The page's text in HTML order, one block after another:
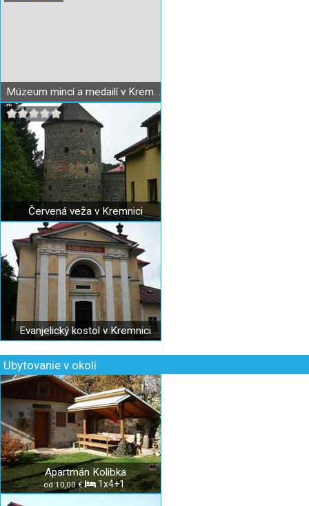
Múzeum mincí a medailí v Kremnici - expozícia Líce a rub peňazí
Červená veža v Kremnici
Evanjelický kostol v Kremnici
Ubytovanie v okolí
Apartmán Kolibka
od 10,00 € 1x4+1